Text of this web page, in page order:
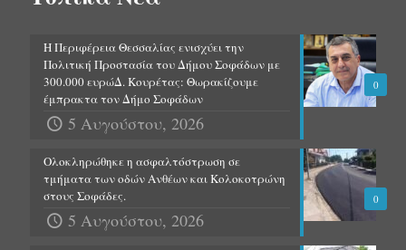
0
Η Περιφέρεια Θεσσαλίας ενισχύει την
Πολιτική Προστασία του Δήμου Σοφάδων με
300.000 ευρώΔ. Κουρέτας: Θωρακίζουμε
έμπρακτα τον Δήμο Σοφάδων
5 Αυγούστου, 2026
0
Ολοκληρώθηκε η ασφαλτόστρωση σε
τμήματα των οδών Ανθέων και Κολοκοτρώνη
στους Σοφάδες.
5 Αυγούστου, 2026